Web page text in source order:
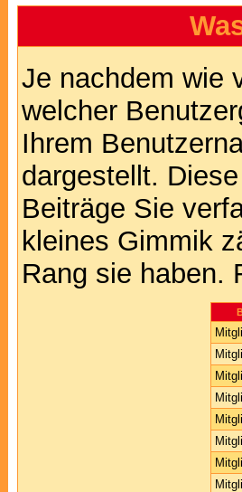
Je nachdem wie
welcher
Ihrem
dargestellt.
Beiträge Sie
kleines Gimmik
Rang sie haben.